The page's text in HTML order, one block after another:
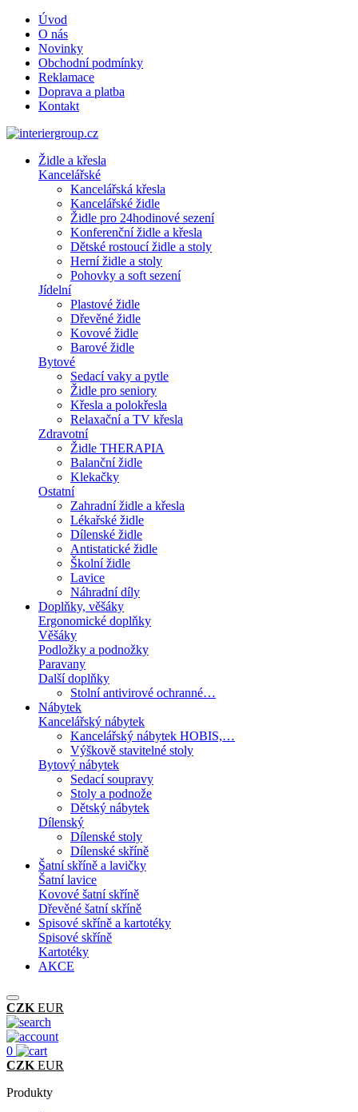
Úvod
O nás
Novinky
Obchodní podmínky
Reklamace
Doprava a platba
Kontakt
Židle a křesla
Kancelářské
Kancelářská křesla
Kancelářské židle
Židle pro 24hodinové sezení
Konferenční židle a křesla
Dětské rostoucí židle a stoly
Herní židle a stoly
Pohovky a soft sezení
Jídelní
Plastové židle
Dřevěné židle
Kovové židle
Barové židle
Bytové
Sedací vaky a pytle
Židle pro seniory
Křesla a polokřesla
Relaxační a TV křesla
Zdravotní
Židle THERAPIA
Balanční židle
Klekačky
Ostatní
Zahradní židle a křesla
Lékařské židle
Dílenské židle
Antistatické židle
Školní židle
Lavice
Náhradní díly
Doplňky, věšáky
Ergonomické doplňky
Věšáky
Podložky a podnožky
Paravany
Další doplňky
Stolní antivirové ochranné…
Nábytek
Kancelářský nábytek
Kancelářský nábytek HOBIS,…
Výškově stavitelné stoly
Bytový nábytek
Sedací soupravy
Stoly a podnože
Dětský nábytek
Dílenský
Dílenské stoly
Dílenské skříně
Šatní skříně a lavičky
Šatní lavice
Kovové šatní skříně
Dřevěné šatní skříně
Spisové skříně a kartotéky
Spisové skříně
Kartotéky
AKCE
CZK EUR
0
CZK EUR
Produkty